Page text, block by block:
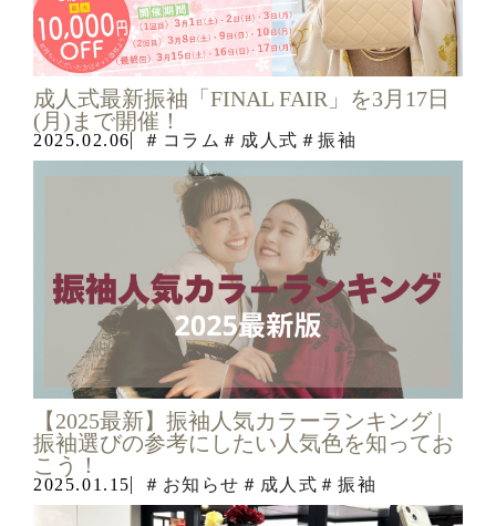
成人式最新振袖「FINAL FAIR」を3月17日
(月)まで開催！
2025.02.06 ＃コラム ＃成人式 ＃振袖
【2025最新】振袖人気カラーランキング |
振袖選びの参考にしたい人気色を知ってお
こう！
2025.01.15 ＃お知らせ ＃成人式 ＃振袖